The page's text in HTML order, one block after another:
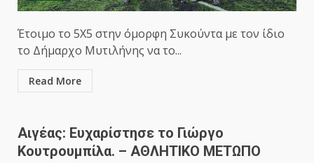
Έτοιμο το 5Χ5 στην όμορφη Συκούντα με τον ίδιο
το Δήμαρχο Μυτιλήνης να το...
Read More
Αιγέας: Ευχαρίστησε το Γιώργο
Κουτρουμπίλα. – ΑΘΛΗΤΙΚΟ ΜΕΤΩΠΟ